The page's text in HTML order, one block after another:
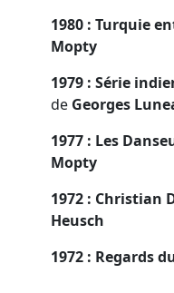
1980 : Turquie
Mopty
1979 : Série
de Georges
1977 : Les
Mopty
1972 : Christian
Heusch
1972 : Regards